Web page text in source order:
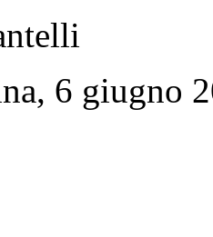
6 giugno